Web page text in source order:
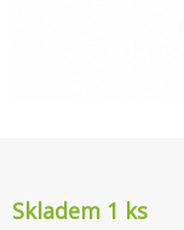
Skladem 1 ks